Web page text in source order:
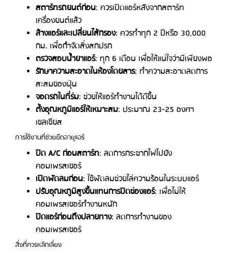
สตาร์ทรถยนต์ก่อน: ควรเปิดแอร์หลังจากสตาร์ท
เครื่องยนต์แล้ว
ล้างแอร์และเปลี่ยนไส้กรอง: ควรทำทุก 2 ปีหรือ 30,000
กม. เพื่อกำจัดสิ่งสกปรก
ตรวจสอบน้ำยาแอร์: ทุก 6 เดือน เพื่อให้แน่ใจว่ามีเพียงพอ
รักษาความสะอาดในห้องโดยสาร: ทำความสะอาดลดการ
สะสมของฝุ่น
จอดรถในที่ร่ม: ช่วยให้แอร์ทำงานได้ดีขึ้น
ตั้งอุณหภูมิแอร์ให้เหมาะสม: ประมาณ 23-25 องศา
เซลเซียส
การใช้งานที่ช่วยยืดอายุแอร์
ปิด A/C ก่อนสตาร์ท: ลดการกระชากไฟไปยัง
คอมเพรสเซอร์
เปิดพัดลมก่อน: ใช้พัดลมช่วยไล่ความร้อนในระบบแอร์
ปรับอุณหภูมิสูงขึ้นแทนการปิดช่องแอร์: เพื่อไม่ให้
คอมเพรสเซอร์ทำงานหนัก
ปิดแอร์ก่อนถึงปลายทาง: ลดการทำงานของ
คอมเพรสเซอร์
สิ่งที่ควรหลีกเลี่ยง